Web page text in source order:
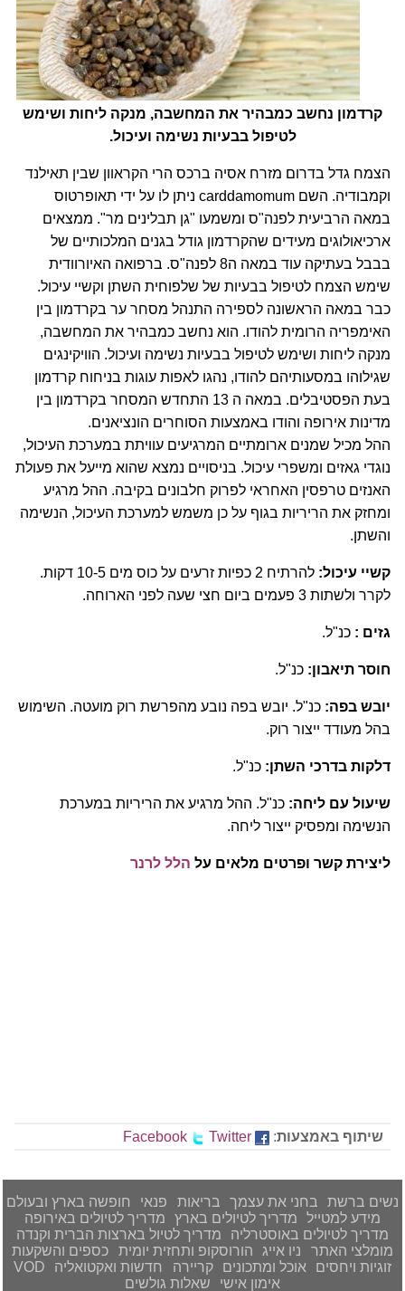
קרדמון נחשב כמבהיר את המחשבה, מנקה ליחות ושימש
לטיפול בבעיות נשימה ועיכול.
הצמח גדל בדרום מזרח אסיה ברכס הרי הקראוון שבין תאילנד
וקמבודיה. השם carddamomum ניתן לו על ידי תאופרטוס
במאה הרביעית לפנה"ס ומשמעו "גן תבלינים מר". ממצאים
ארכיאולוגים מעידים שהקרדמון גודל בגנים המלכותיים של
בבבל בעתיקה עוד במאה ה8 לפנה"ס. ברפואה האיורוודית
שימש הצמח לטיפול בבעיות של שלפוחית השתן וקשיי עיכול.
כבר במאה הראשונה לספירה התנהל מסחר ער בקרדמון בין
האימפריה הרומית להודו. הוא נחשב כמבהיר את המחשבה,
מנקה ליחות ושימש לטיפול בבעיות נשימה ועיכול. הוויקינגים
שגילוהו במסעותיהם להודו, נהגו לאפות עוגות בניחוח קרדמון
בעת הפסטיבלים. במאה ה 13 התחדש המסחר בקרדמון בין
מדינות אירופה והודו באמצעות הסוחרים הונציאנים.
ההל מכיל שמנים ארומתיים המרגיעים עוויתת במערכת העיכול,
נוגדי גאזים ומשפרי עיכול. בניסויים נמצא שהוא מייעל את פעולת
האנזים טרפסין האחראי לפרוק חלבונים בקיבה. ההל מרגיע
ומחזק את הריריות בגוף על כן משמש למערכת העיכול, הנשימה
והשתן.
קשיי עיכול:
להרתיח 2 כפיות זרעים על כוס מים 10-5 דקות.
לקרר ולשתות 3 פעמים ביום חצי שעה לפני הארוחה.
גזים : כנ"ל.
חוסר תיאבון: כנ"ל.
יובש בפה: כנ"ל. יובש בפה נובע מהפרשת רוק מועטה. השימוש
בהל מעודד ייצור רוק.
דלקות בדרכי השתן: כנ"ל.
שיעול עם ליחה: כנ"ל. ההל מרגיע את הריריות במערכת
הנשימה ומפסיק ייצור ליחה.
ליצירת קשר ופרטים מלאים על הלל לרנר
שיתוף באמצעות:
Facebook Twitter
נשים ברשת בחני את עצמך בריאות פנאי
חופשה בארץ ובעולם
מידע למטייל
מדריך לטיולים בארץ
מדריך לטיולים באירופה
מדריך לטיולים באוסטרליה
מדריך לטיול בארצות הברית וקנדה
מומלצי האתר
ניו אייג הורוסקופ ותחזית יומית
כספים והשקעות
זוגיות ויחסים
אוכל ומתכונים קריירה חדשות ואקטואליה
VOD
אימון אישי
שאלות גולשים